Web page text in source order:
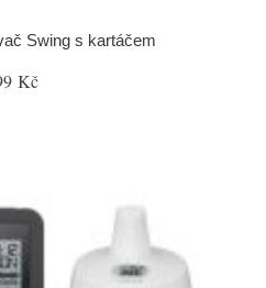
Swing s kartáčem
Kč